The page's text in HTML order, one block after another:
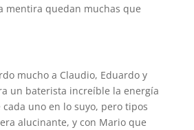
mentira quedan muchas que
mucho a Claudio, Eduardo y
un baterista increíble la energía
uno en lo suyo, pero tipos
alucinante, y con Mario que